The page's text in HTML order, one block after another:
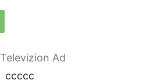
Ad
ccccc